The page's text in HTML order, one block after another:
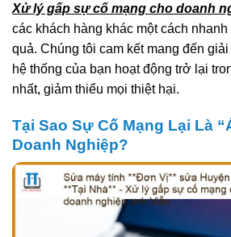
Xử lý gấp sự cố mạng cho doanh
các khách hàng khác một cách
quả. Chúng tôi cam kết mang đến
hệ thống của bạn hoạt động trở lại
nhất, giảm thiểu mọi thiệt hại.
Tại Sao Sự Cố Mạng Lại Là
Doanh Nghiệp?